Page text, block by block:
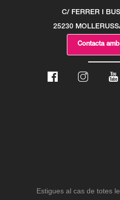
C/ FERRER I
25230
Contacta
Estigues al cas de totes